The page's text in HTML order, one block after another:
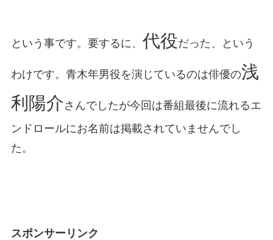
という事です。要するに、 代役だった、という
わけです。青木年男役を演じているのは俳優の浅
利陽介さんでしたが今回は番組最後に流れるエ
ンドロールにお名前は掲載されていませんでし
た。
スポンサーリンク